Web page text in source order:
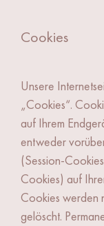
Cookies
Unsere
„Cookies“.
auf Ihrem
entweder
(Session-
Cookies) auf
Cookies werden
gelöscht.